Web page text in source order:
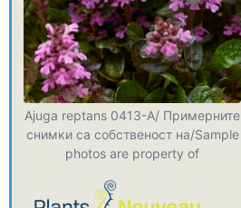
Ajuga reptans 0413-A/ Примерните
снимки са собственост на/Sample
photos are property of